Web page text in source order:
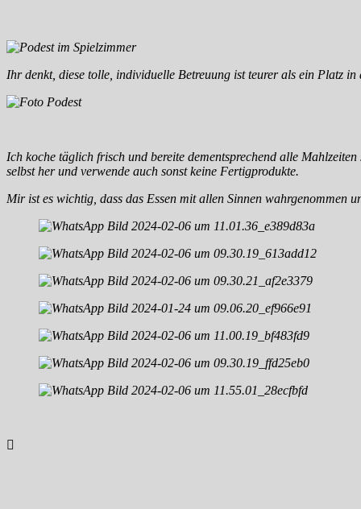
Ihr denkt, diese tolle, individuelle Betreuung ist teurer als ein Platz
Ich koche täglich frisch und bereite dementsprechend alle
selbst her und verwende auch sonst keine Fertigprodukte.
Mir ist es wichtig, dass das Essen mit allen Sinnen wahrgenommen